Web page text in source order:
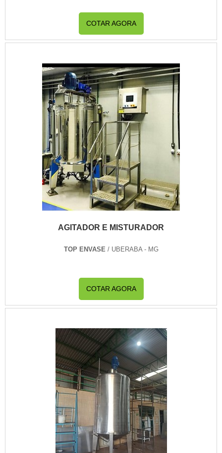
COTAR AGORA
AGITADOR E MISTURADOR
TOP ENVASE / UBERABA - MG
COTAR AGORA